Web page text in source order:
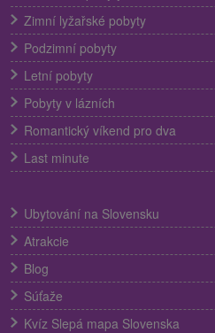
Zimní lyžařské pobyty
Podzimní pobyty
Letní pobyty
Pobyty v lázních
Romantický víkend pro dva
Last minute
Ubytování na Slovensku
Atrakcie
Blog
Súťaže
Kvíz Slepá mapa Slovenska